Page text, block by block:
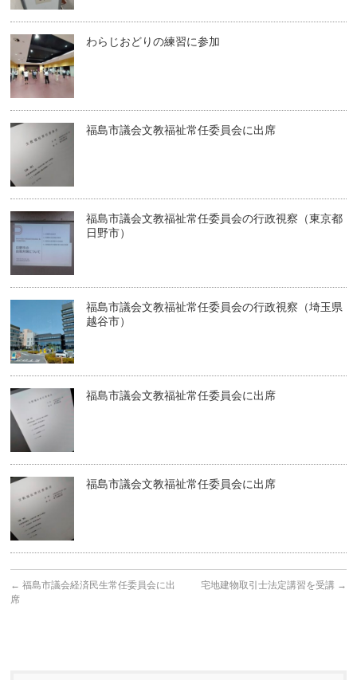
わらじおどりの練習に参加
福島市議会文教福祉常任委員会に出席
福島市議会文教福祉常任委員会の行政視察（東京都
日野市）
福島市議会文教福祉常任委員会の行政視察（埼玉県
越谷市）
福島市議会文教福祉常任委員会に出席
福島市議会文教福祉常任委員会に出席
← 福島市議会経済民生常任委員会に出
席
宅地建物取引士法定講習を受講 →